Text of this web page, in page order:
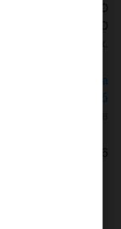
- 9:30-20:00
- 10:00-19:00
и выходных.
СОГЛАСИЕ на
Соглашение об
cookie-файлов
книги, 1998-2026